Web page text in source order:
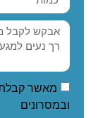
מאשר קבלת
ובמסרונים